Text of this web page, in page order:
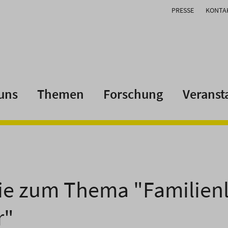
PRESSE
Themen Forschung
zum Thema